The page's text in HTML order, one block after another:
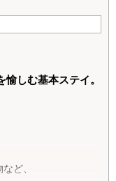
しむ基本ステイ。
ど、